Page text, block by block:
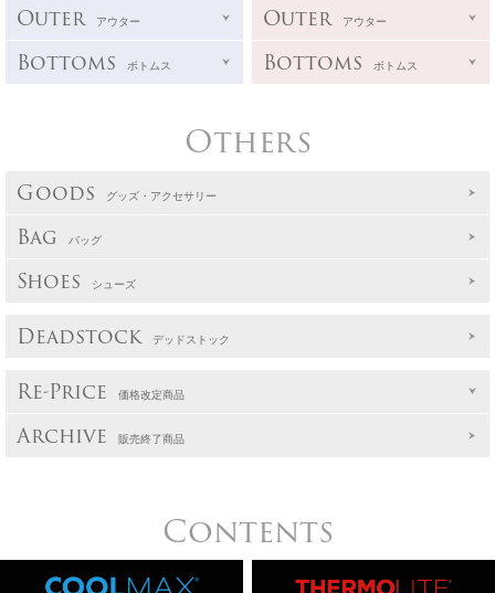
Outer アウター
Bottoms ボトムス
Outer アウター
Bottoms ボトムス
Others
Goods グッズ・アクセサリー
Bag バッグ
Shoes シューズ
Deadstock デッドストック
Re-Price 価格改定商品
Archive 販売終了商品
Contents